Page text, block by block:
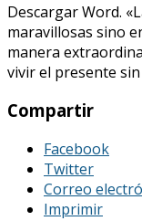
Descargar Word.
maravillosas sino
manera
vivir el presente
Compartir
Facebook
Twitter
Correo
Imprimir